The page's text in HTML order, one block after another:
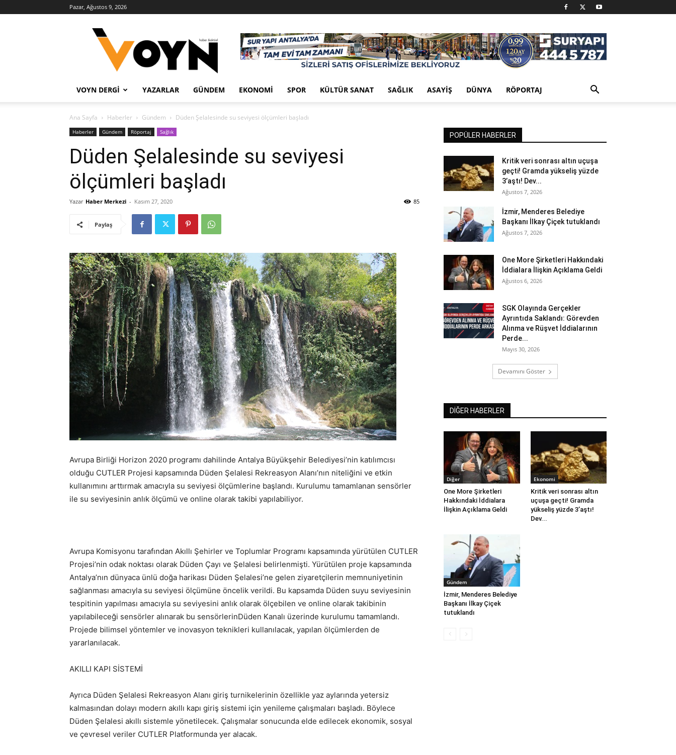
Pazar, Ağustos 9, 2026
Haber
VOYN DERGI YAZARLAR GÜNDEM EKONOMI SPOR KÜLTÜR SANAT SAĞLIK ASAYIŞ DÜNYA RÖPORTAJ
Ana Sayfa Haberler Gündem Düden Şelalesinde su seviyesi ölçümleri başladı
Haberler Gündem Röportaj Sağlık
Düden Şelalesinde su seviyesi
ölçümleri başladı
Yazar Haber Merkezi - Kasım 27, 2020 85
Paylaş
Avrupa Birliği Horizon 2020 programı dahilinde Antalya Büyükşehir Belediyesi’nin katılımcısı
olduğu CUTLER Projesi kapsamında Düden Şelalesi Rekreasyon Alanı’nın niteliğini ve etkin
kullanımını arttırmak amacıyla su seviyesi ölçümlerine başlandı. Kurulumu tamamlanan sensörler
ile su seviyesinin anlık ölçümü ve online olarak takibi yapılabiliyor.
Avrupa Komisyonu tarafından Akıllı Şehirler ve Toplumlar Programı kapsamında yürütülen CUTLER
Projesi’nin odak noktası olarak Düden Çayı ve Şelalesi belirlenmişti. Yürütülen proje kapsamında
Antalya’nın dünyaca ünlü doğa harikası Düden Şelalesi’ne gelen ziyaretçilerin memnuniyetinin
sağlanması amacıyla su seviyesi ölçümüne öncelik verildi. Bu kapsamda Düden suyu seviyesinin
tespitinin yapılması amacıyla su seviyesini anlık olarak ölçebilen ve online olarak takibinin
yapılabileceği sensörler alınarak bu sensörlerinDüden Kanalı üzerinde kurulumu tamamlandı.
Projede bilimsel yöntemler ve inovasyon teknikleri kullanılacak, yapılan ölçümlerden de
yararlanılacak.
AKILLI KAPI SİSTEMİ
Ayrıca Düden Şelalesi Rekreasyon Alanı giriş turnikelerinin özellikle yaz aylarında yetersiz
kalmasından dolayı modern akıllı kapı giriş sistemi için yenileme çalışmaları başladı. Böylece
Düden Şelalesi akıllı sistemle yönetilecek. Çalışmalar sonucunda elde edilecek ekonomik, sosyal
ve çevresel veriler CUTLER Platformunda yer alacak.
POPÜLER HABERLER
Kritik veri sonrası altın uçuşa
geçti! Gramda yükseliş yüzde
3’aştı! Dev...
Ağustos 7, 2026
İzmir, Menderes Belediye
Başkanı İlkay Çiçek tutuklandı
Ağustos 7, 2026
One More Şirketleri Hakkındaki
İddialara İlişkin Açıklama Geldi
Ağustos 6, 2026
SGK Olayında Gerçekler
Ayrıntıda Saklandı: Görevden
Alınma ve Rüşvet İddialarının
Perde...
Mayıs 30, 2026
Devamını Göster
DİĞER HABERLER
Diğer
One More Şirketleri
Hakkındaki İddialara
İlişkin Açıklama Geldi
Ekonomi
Kritik veri sonrası altın
uçuşa geçti! Gramda
yükseliş yüzde 3’aştı!
Dev...
Gündem
İzmir, Menderes Belediye
Başkanı İlkay Çiçek
tutuklandı